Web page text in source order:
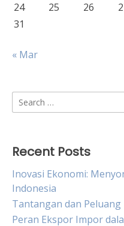
24
25 26
31
« Mar
Search
for:
Recent Posts
Inovasi Ekonomi:
Indonesia
Tantangan dan
Peran Ekspor Impor